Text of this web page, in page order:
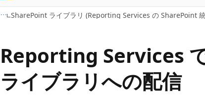
に
ス
ッ
プ
SharePoint ライブラリ (Reporting Services の SharePoint
Reporting Services
ライブラリへの配信